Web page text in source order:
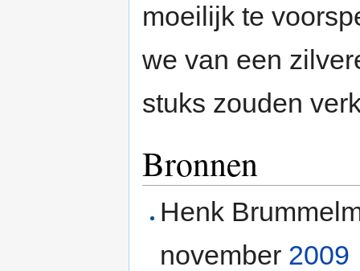
moeilijk te
we van een
stuks zouden
Bronnen
Henk
november 2009